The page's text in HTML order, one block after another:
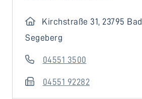
Kirchstraße 31, 23795 Bad
Segeberg
04551 3500
04551 92282